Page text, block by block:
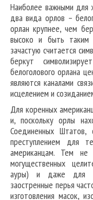
Наиболее важными для
два вида орлов –
орлан крупнее, чем
высоко и быть таким
зачастую считается
беркут
белоголового орлана
являются каналами
исцелением и
Для коренных
и, поскольку орлы
Соединенных Штатов,
преступлением для
американцам. Тем не
могущественных
ауры) и даже для
заостренные перья
изготовления масок,